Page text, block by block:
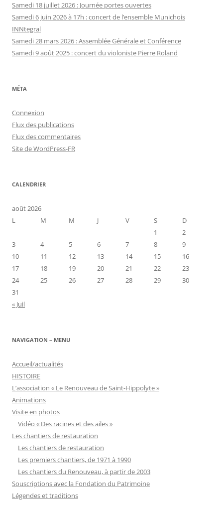
Samedi 18 juillet 2026 : Journée portes ouvertes
Samedi 6 juin 2026 à 17h : concert de l’ensemble Munichois
INNtegral
Samedi 28 mars 2026 : Assemblée Générale et Conférence
Samedi 9 août 2025 : concert du violoniste Pierre Roland
MÉTA
Connexion
Flux des publications
Flux des commentaires
Site de WordPress-FR
CALENDRIER
août 2026
L
M M J V S
D
1
2
3
4 5 6 7 8
9
10
11 12 13 14 15
16
17
18 19 20 21 22
23
24
25 26 27 28 29
30
31
« Juil
NAVIGATION – MENU
Accueil/actualités
HISTOIRE
L’association « Le Renouveau de Saint-Hippolyte »
Animations
Visite en photos
Vidéo « Des racines et des ailes »
Les chantiers de restauration
Les chantiers de restauration
Les premiers chantiers, de 1971 à 1990
Les chantiers du Renouveau, à partir de 2003
Souscriptions avec la Fondation du Patrimoine
Légendes et traditions